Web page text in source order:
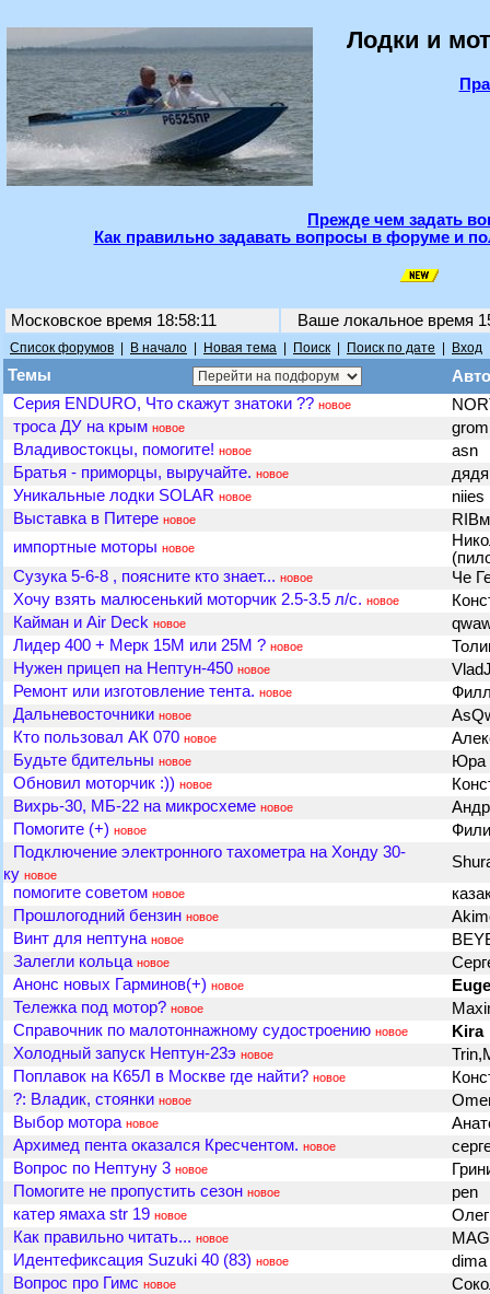
Лодки и
Прежде чем задать
Как правильно задавать вопросы в форуме и
Московское время 18:58:11 Ваше локальное время
Список форумов В начало Новая тема Поиск Поиск по дате Вход
Темы
Серия ENDURO, Что скажут знатоки ?? новое
троса ДУ на крым новое
Владивостокцы, помогите! новое
asn
Братья - приморцы, выручайте. новое
Уникальные лодки SOLAR новое
niies
Выставка в Питере новое
импортные моторы новое
Сузука 5-6-8 , поясните кто знает... новое
Че
Хочу взять малюсенький моторчик 2.5-3.5 л/с. новое
Кайман и Air Deck новое
Лидер 400 + Мерк 15М или 25М ? новое
Нужен прицеп на Нептун-450 новое
Ремонт или изготовление тента. новое
Дальневосточники новое
Кто пользовал АК 070 новое
Будьте бдительны новое
Юра
Обновил моторчик :)) новое
Вихрь-30, МБ-22 на микросхеме новое
Помогите (+) новое
Подключение электронного тахометра на Хонду 30-
ку новое
помогите советом новое
Прошлогодний бензин новое
Винт для нептуна новое
Залегли кольца новое
Анонс новых Гарминов(+) новое
Тележка под мотор? новое
Справочник по малотоннажному судостроению новое
Kira
Холодный запуск Нептун-23э новое
Поплавок на К65Л в Москве где найти? новое
?: Владик, стоянки новое
Выбор мотора новое
Архимед пента оказался Кресчентом. новое
Вопрос по Нептуну 3 новое
Помогите не пропустить сезон новое
pen
катер ямаха str 19 новое
Как правильно читать... новое
Идентефиксация Suzuki 40 (83) новое
dima
Вопрос про Гимс новое